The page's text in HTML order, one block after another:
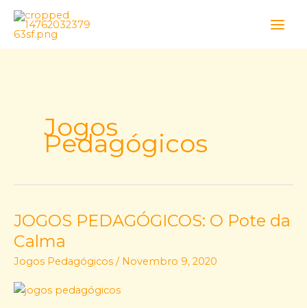
Skip
content
Jogos
Pedagógicos
JOGOS PEDAGÓGICOS: O Pote da
Calma
Jogos Pedagógicos / Novembro 9, 2020
JOGOS
PEDAGÓGICOS:
O
Pote
da